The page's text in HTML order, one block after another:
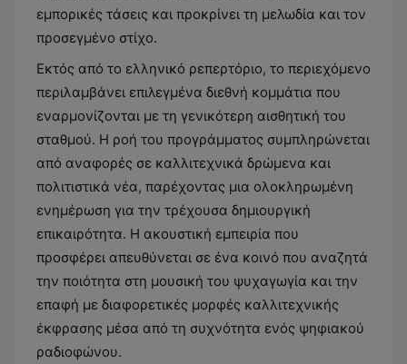
εμπορικές τάσεις και προκρίνει τη μελωδία και τον
προσεγμένο στίχο.
Εκτός από το ελληνικό ρεπερτόριο, το περιεχόμενο
περιλαμβάνει επιλεγμένα διεθνή κομμάτια που
εναρμονίζονται με τη γενικότερη αισθητική του
σταθμού. Η ροή του προγράμματος συμπληρώνεται
από αναφορές σε καλλιτεχνικά δρώμενα και
πολιτιστικά νέα, παρέχοντας μια ολοκληρωμένη
ενημέρωση για την τρέχουσα δημιουργική
επικαιρότητα. Η ακουστική εμπειρία που
προσφέρει απευθύνεται σε ένα κοινό που αναζητά
την ποιότητα στη μουσική του ψυχαγωγία και την
επαφή με διαφορετικές μορφές καλλιτεχνικής
έκφρασης μέσα από τη συχνότητα ενός ψηφιακού
ραδιοφώνου.